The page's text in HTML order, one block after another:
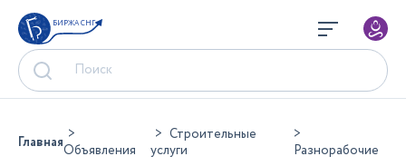
БИРЖА СНГ
ГлавнаяОбъявления
Строительные
услуги
Разнорабочие